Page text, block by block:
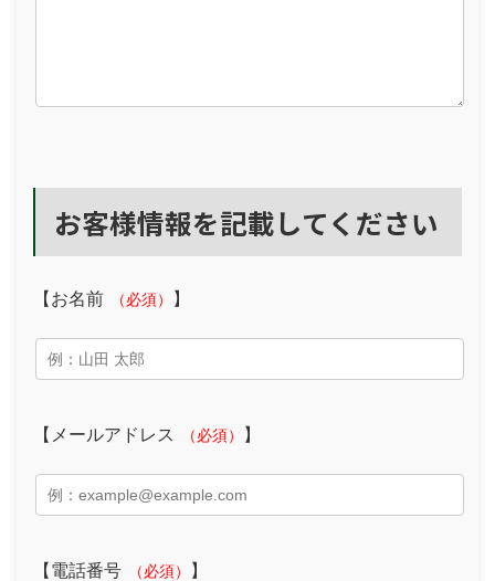
お客様情報を記載してください
【お名前 （必須） 】
【メールアドレス （必須） 】
【電話番号 （必須） 】